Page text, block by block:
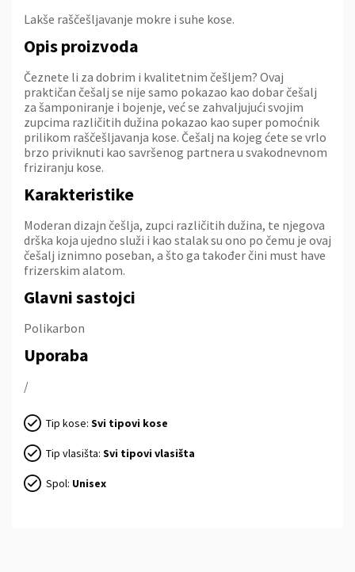
Lakše raščešljavanje mokre i suhe kose.
Opis proizvoda
Čeznete li za dobrim i kvalitetnim češljem? Ovaj
praktičan češalj se nije samo pokazao kao dobar češalj
za šamponiranje i bojenje, već se zahvaljujući svojim
zupcima različitih dužina pokazao kao super pomoćnik
prilikom raščešljavanja kose. Češalj na kojeg ćete se vrlo
brzo priviknuti kao savršenog partnera u svakodnevnom
friziranju kose.
Karakteristike
Moderan dizajn češlja, zupci različitih dužina, te njegova
drška koja ujedno služi i kao stalak su ono po čemu je ovaj
češalj iznimno poseban, a što ga također čini must have
frizerskim alatom.
Glavni sastojci
Polikarbon
Uporaba
/
Tip kose: Svi tipovi kose
Tip vlasišta: Svi tipovi vlasišta
Spol: Unisex